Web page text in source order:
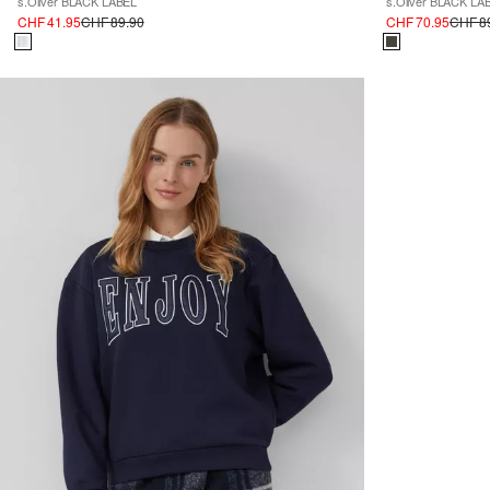
CHF 41.95CHF 89.90 CHF 70.95CHF